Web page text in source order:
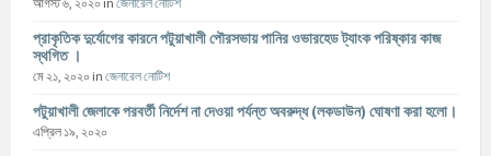
প্রাকৃতিক দুর্যোগের কারনে পটুয়াখালী পৌরসভায় পানির ওভারহেড ট্যাংক পরিষ্কার কাজ
স্থগিত ।
মে ২১, ২০২০ in জেনারেল নোটিশ
পটুয়াখালী জেলাকে পরবর্তী নির্দেশ না দেওয়া পর্যন্ত অবরুদ্ধ (লকডাউন) ঘোষণা করা হলো।
এপ্রিল ১৯, ২০২০